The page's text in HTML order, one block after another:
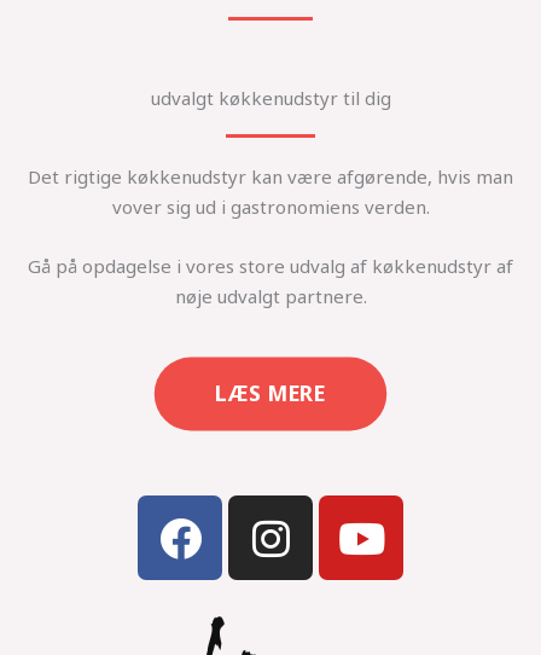
udvalgt køkkenudstyr til dig
Det rigtige køkkenudstyr kan være afgørende, hvis man
vover sig ud i gastronomiens verden.
Gå på opdagelse i vores store udvalg af køkkenudstyr af
nøje udvalgt partnere.
LÆS MERE
F
a
I
n
Y
o